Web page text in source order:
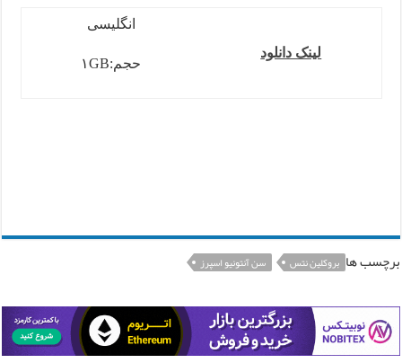
لینک دانلود
انگلیسی
حجم:۱GB
برچسب ها بروکلین نتس سن آنتونیو اسپرز